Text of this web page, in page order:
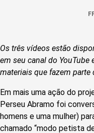
Os três vídeos estão
em seu canal do
materiais que fazem parte
Em mais uma ação do
Perseu Abramo foi
homens e uma mulher)
chamado “modo petista